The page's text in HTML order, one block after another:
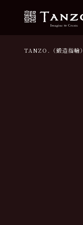
TANZO.（鍛造指輪）